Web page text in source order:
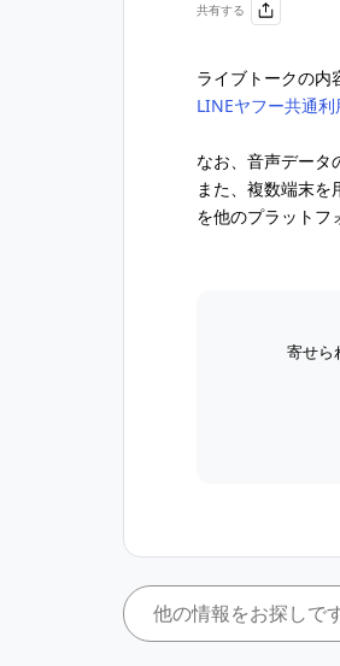
共有する
ライブトークの内
LINEヤフー共通利
なお、音声データ
また、複数端末
を他のプラットフ
寄せら